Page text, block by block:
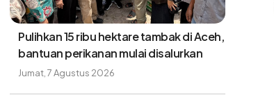
Pulihkan 15 ribu hektare tambak di Aceh,
bantuan perikanan mulai disalurkan
Jumat, 7 Agustus 2026